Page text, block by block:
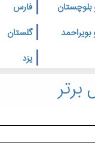
فارس
بویراحمد گلستان
یزد
برتر